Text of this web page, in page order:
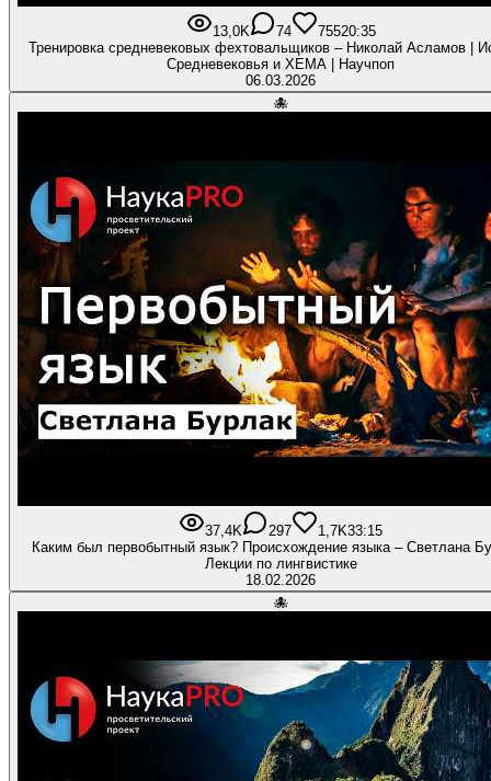
13,0K 74 75520:35
Тренировка средневековых фехтовальщиков – Николай Асламов |
Средневековья и ХЕМА | Научпоп
06.03.2026
🐙
37,4K 297 1,7K33:15
Каким был первобытный язык? Происхождение языка – Светлана
Лекции по лингвистике
18.02.2026
🐙